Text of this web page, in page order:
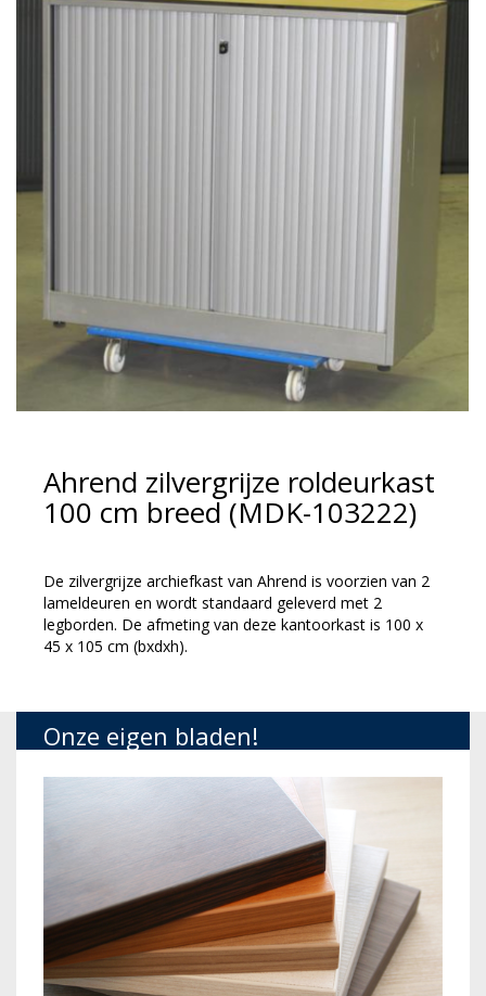
Ahrend zilvergrijze roldeurkast
100 cm breed (MDK-103222)
De zilvergrijze archiefkast van Ahrend is voorzien van 2
lameldeuren en wordt standaard geleverd met 2
legborden. De afmeting van deze kantoorkast is 100 x
45 x 105 cm (bxdxh).
Onze eigen bladen!